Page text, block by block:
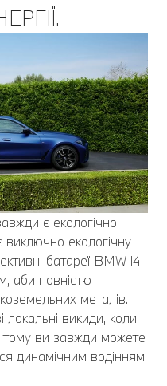
є екологічно
виключно екологічну
батареї BMW i4
аби повністю
металів.
викиди, коли
ви завжди можете
динамічним водінням.